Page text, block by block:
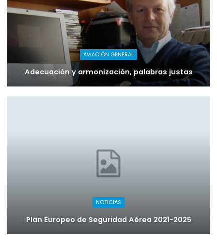
AVIACIÓN GENERAL
Adecuación y armonización, palabras justas
NOTICIAS
Plan Europeo de Seguridad Aérea 2021-2025